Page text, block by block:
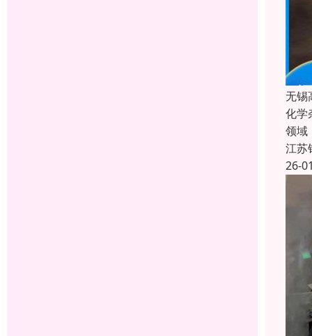
无锡
化学
领域
江苏
26-